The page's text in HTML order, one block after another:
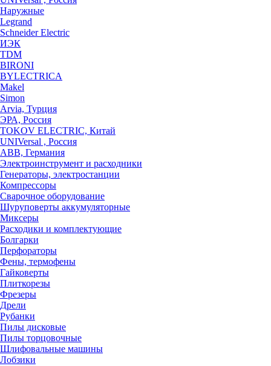
Наружные
Legrand
Schneider Electric
ИЭК
TDM
BIRONI
BYLECTRICA
Makel
Simon
Arvia, Турция
ЭРА, Россия
TOKOV ELECTRIC, Китай
UNIVersal , Россия
ABB, Германия
Электроинструмент и расходники
Генераторы, электростанции
Компрессоры
Сварочное оборудование
Шуруповерты аккумуляторные
Миксеры
Расходики и комплектующие
Болгарки
Перфораторы
Фены, термофены
Гайковерты
Плиткорезы
Фрезеры
Дрели
Рубанки
Пилы дисковые
Пилы торцовочные
Шлифовальные машины
Лобзики